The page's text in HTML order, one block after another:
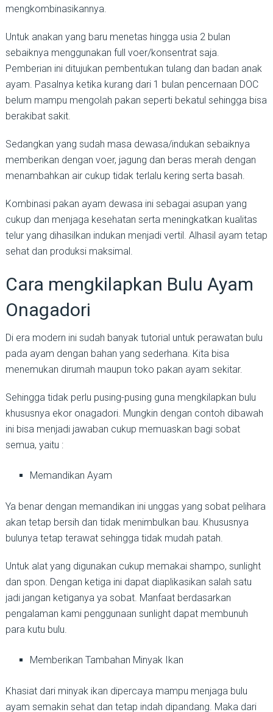
mengkombinasikannya.
Untuk anakan yang baru menetas hingga usia 2 bulan
sebaiknya menggunakan full voer/konsentrat saja.
Pemberian ini ditujukan pembentukan tulang dan badan anak
ayam. Pasalnya ketika kurang dari 1 bulan pencernaan DOC
belum mampu mengolah pakan seperti bekatul sehingga bisa
berakibat sakit.
Sedangkan yang sudah masa dewasa/indukan sebaiknya
memberikan dengan voer, jagung dan beras merah dengan
menambahkan air cukup tidak terlalu kering serta basah.
Kombinasi pakan ayam dewasa ini sebagai asupan yang
cukup dan menjaga kesehatan serta meningkatkan kualitas
telur yang dihasilkan indukan menjadi vertil. Alhasil ayam tetap
sehat dan produksi maksimal.
Cara mengkilapkan Bulu Ayam
Onagadori
Di era modern ini sudah banyak tutorial untuk perawatan bulu
pada ayam dengan bahan yang sederhana. Kita bisa
menemukan dirumah maupun toko pakan ayam sekitar.
Sehingga tidak perlu pusing-pusing guna mengkilapkan bulu
khususnya ekor onagadori. Mungkin dengan contoh dibawah
ini bisa menjadi jawaban cukup memuaskan bagi sobat
semua, yaitu :
Memandikan Ayam
Ya benar dengan memandikan ini unggas yang sobat pelihara
akan tetap bersih dan tidak menimbulkan bau. Khususnya
bulunya tetap terawat sehingga tidak mudah patah.
Untuk alat yang digunakan cukup memakai shampo, sunlight
dan spon. Dengan ketiga ini dapat diaplikasikan salah satu
jadi jangan ketiganya ya sobat. Manfaat berdasarkan
pengalaman kami penggunaan sunlight dapat membunuh
para kutu bulu.
Memberikan Tambahan Minyak Ikan
Khasiat dari minyak ikan dipercaya mampu menjaga bulu
ayam semakin sehat dan tetap indah dipandang. Maka dari